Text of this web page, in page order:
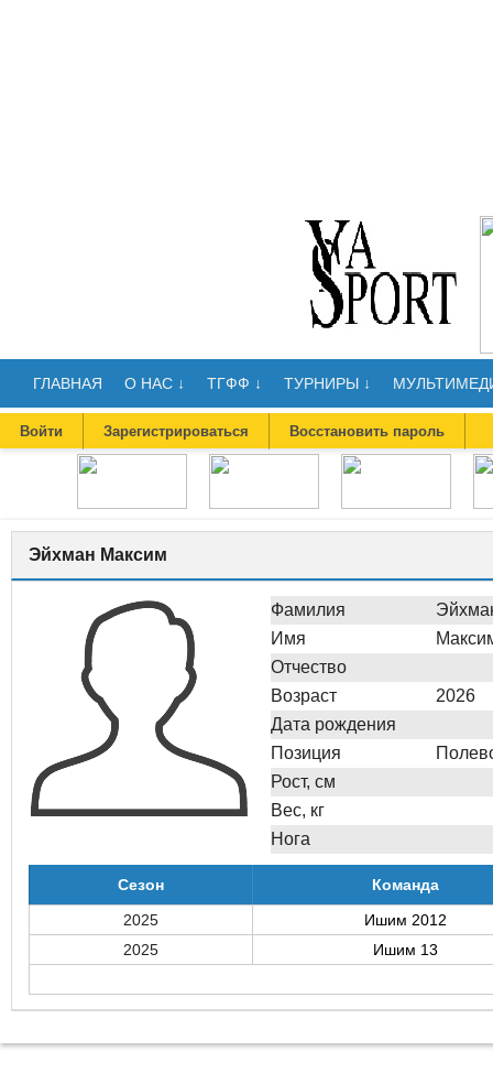
ГЛАВНАЯ О НАС ↓ ТГФФ ↓ ТУРНИРЫ ↓
Войти Зарегистрироваться Восстановить пароль
Эйхман Максим
Фамилия
Имя
Отчество
Возраст
2026
Дата рождения
Позиция
Рост, см
Вес, кг
Нога
Сезон
Команда
2025
Ишим 2012
2025
Ишим 13